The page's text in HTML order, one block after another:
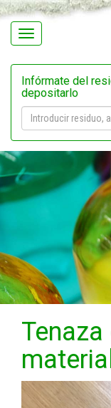
Navegación
Infórmate del
depositarlo